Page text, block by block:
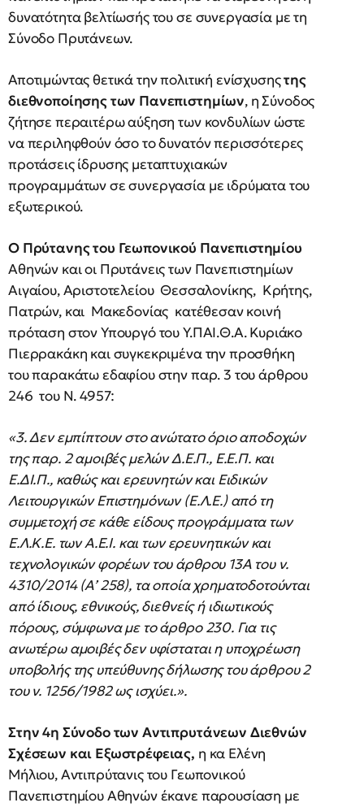
δυνατότητα βελτίωσής του σε συνεργασία με τη
Σύνοδο Πρυτάνεων.
Αποτιμώντας θετικά την πολιτική ενίσχυσηςτης
διεθνοποίησης των Πανεπιστημίων, η Σύνοδος
ζήτησε περαιτέρω αύξηση των κονδυλίων ώστε
να περιληφθούν όσο το δυνατόν περισσότερες
προτάσεις ίδρυσης μεταπτυχιακών
προγραμμάτων σε συνεργασία με ιδρύματα του
εξωτερικού.
Ο Πρύτανης του Γεωπονικού Πανεπιστημίου
Αθηνών και οι Πρυτάνεις των Πανεπιστημίων
Αιγαίου, Αριστοτελείου Θεσσαλονίκης, Κρήτης,
Πατρών, και Μακεδονίας κατέθεσαν κοινή
πρόταση στον Υπουργό του Υ.ΠΑΙ.Θ.Α. Κυριάκο
Πιερρακάκη και συγκεκριμένα την προσθήκη
του παρακάτω εδαφίου στην παρ. 3 του άρθρου
246 του Ν. 4957:
«3. Δεν εμπίπτουν στο ανώτατο όριο αποδοχών
της παρ. 2 αμοιβές μελών Δ.Ε.Π., Ε.Ε.Π. και
Ε.ΔΙ.Π., καθώς και ερευνητών και Ειδικών
Λειτουργικών Επιστημόνων (Ε.Λ.Ε.) από τη
συμμετοχή σε κάθε είδους προγράμματα των
Ε.Λ.Κ.Ε. των Α.Ε.Ι. και των ερευνητικών και
τεχνολογικών φορέων του άρθρου 13Α του ν.
4310/2014 (Α’ 258), τα οποία χρηματοδοτούνται
από ίδιους, εθνικούς, διεθνείς ή ιδιωτικούς
πόρους, σύμφωνα με το άρθρο 230. Για τις
ανωτέρω αμοιβές δεν υφίσταται η υποχρέωση
υποβολής της υπεύθυνης δήλωσης του άρθρου 2
του ν. 1256/1982 ως ισχύει.».
Στην 4η Σύνοδο των Αντιπρυτάνεων Διεθνών
Σχέσεων και Εξωστρέφειας, η κα Ελένη
Μήλιου, Αντιπρύτανις του Γεωπονικού
Πανεπιστημίου Αθηνών έκανε παρουσίαση με